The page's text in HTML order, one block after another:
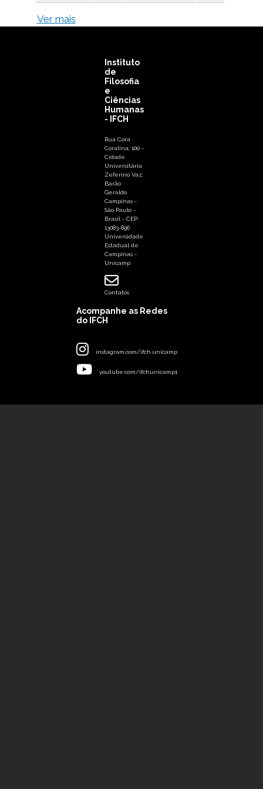
Ver mais
Instituto
de
Filosofia
e
Ciências
Humanas
- IFCH
Rua Cora
Coralina, 100 -
Cidade
Universitária
Zeferino Vaz,
Barão
Geraldo
Campinas -
São Paulo -
Brasil - CEP:
13083-896
Universidade
Estadual de
Campinas -
Unicamp
Contatos
Acompanhe as Redes
do IFCH
instagram.com/ifch.unicamp
youtube.com/ifchunicamp1